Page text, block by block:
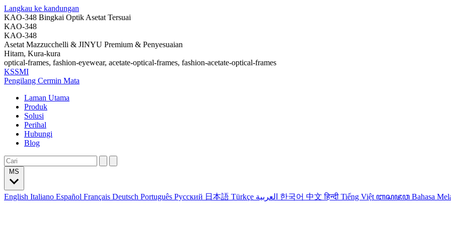
Langkau ke kandungan
KAO-348 Bingkai Optik Asetat Tersuai
KAO-348
KAO-348
Asetat Mazzucchelli & JINYU Premium & Penyesuaian
Hitam, Kura-kura
optical-frames, fashion-eyewear, acetate-optical-frames, fashion-acetate-optical-frames
KSSMI
Pengilang Cermin Mata
Laman Utama
Produk
Solusi
Perihal
Hubungi
Blog
English Italiano Español Français Deutsch Português Русский 日本語 Türkçe 한국어 中文हिन्दी Tiếng Việt ꦧꦱꦗꦮ Bahasa